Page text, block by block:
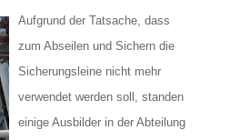
Aufgrund der Tatsache, dass
zum Abseilen und Sichern die
Sicherungsleine nicht mehr
verwendet werden soll, standen
einige Ausbilder in der Abteilung